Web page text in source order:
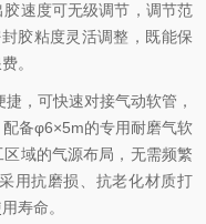
速度可无级调节，调节范
胶粘度灵活调整，既能保
。
，可快速对接气动软管，
备φ6×5m的专用耐磨气软
域的气源布局，无需频繁
用抗磨损、抗老化材质打
寿命。